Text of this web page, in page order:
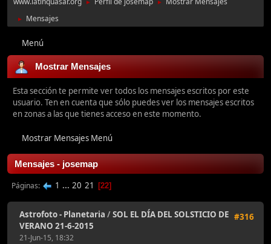
► ►
► Mensajes
Menú
Mostrar Mensajes
Esta sección te permite ver todos los mensajes escritos por este
usuario. Ten en cuenta que sólo puedes ver los mensajes escritos
en zonas a las que tienes acceso en este momento.
Mostrar Mensajes Menú
Mensajes - josemap
Páginas 1 ... 20 21 22
#316
Astrofoto - Planetaria /SOL EL DÍA DEL SOLSTICIO DE
VERANO 21-6-2015
21-Jun-15, 18:32